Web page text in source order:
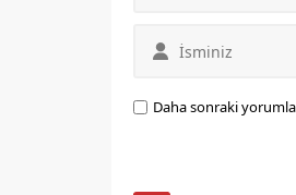
Daha sonraki